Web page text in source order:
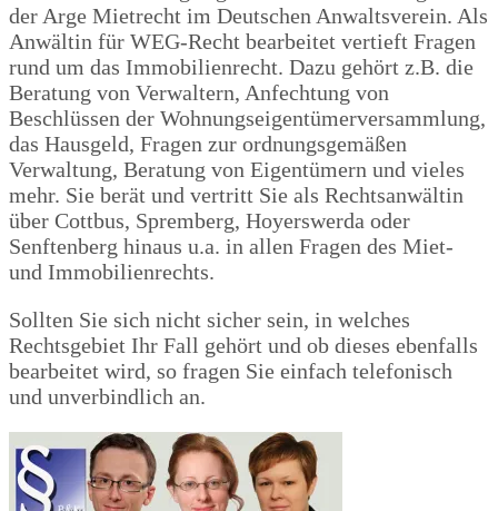
der Arge Mietrecht im Deutschen Anwaltsverein. Als
Anwältin für WEG-Recht bearbeitet vertieft Fragen
rund um das Immobilienrecht. Dazu gehört z.B. die
Beratung von Verwaltern, Anfechtung von
Beschlüssen der Wohnungseigentümerversammlung,
das Hausgeld, Fragen zur ordnungsgemäßen
Verwaltung, Beratung von Eigentümern und vieles
mehr. Sie berät und vertritt Sie als Rechtsanwältin
über Cottbus, Spremberg, Hoyerswerda oder
Senftenberg hinaus u.a. in allen Fragen des Miet-
und Immobilienrechts.
Sollten Sie sich nicht sicher sein, in welches
Rechtsgebiet Ihr Fall gehört und ob dieses ebenfalls
bearbeitet wird, so fragen Sie einfach telefonisch
und unverbindlich an.